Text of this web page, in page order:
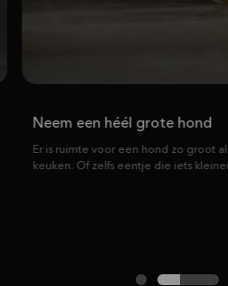
Neem een héél grote hond
Er is ruimte voor een hond zo groot
keuken. Of zelfs eentje die iets